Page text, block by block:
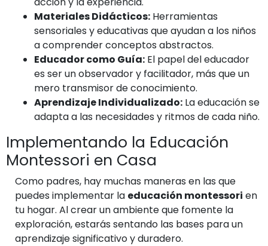
Materiales Didácticos: Herramientas
sensoriales y educativas que ayudan a los niños
a comprender conceptos abstractos.
Educador como Guía: El papel del educador
es ser un observador y facilitador, más que un
mero transmisor de conocimiento.
Aprendizaje Individualizado: La educación se
adapta a las necesidades y ritmos de cada niño.
Implementando la Educación
Montessori en Casa
Como padres, hay muchas maneras en las que
puedes implementar la educación montessori en
tu hogar. Al crear un ambiente que fomente la
exploración, estarás sentando las bases para un
aprendizaje significativo y duradero.